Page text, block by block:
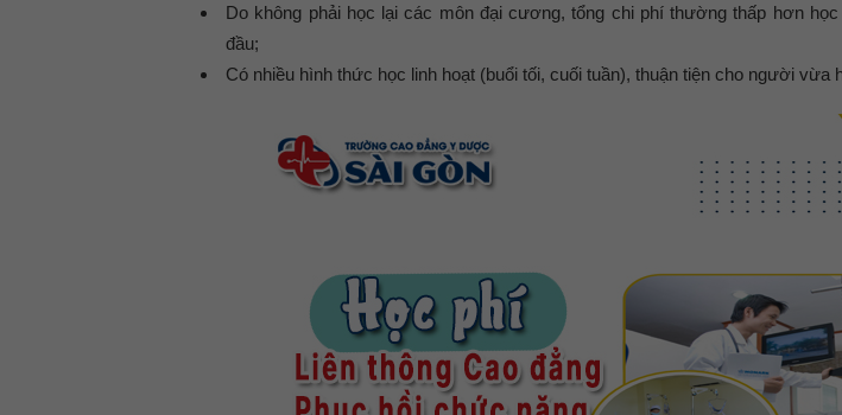
Do không phải học lại các môn đại cương, tổng chi phí thườngthấp hơn
đầu;
Có nhiều hình thức học linh hoạt (buổi tối, cuối tuần), thuận tiện cho người vừa